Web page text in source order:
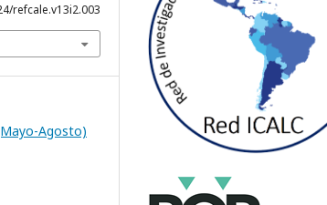
refcale.v13i2.003
Agosto)